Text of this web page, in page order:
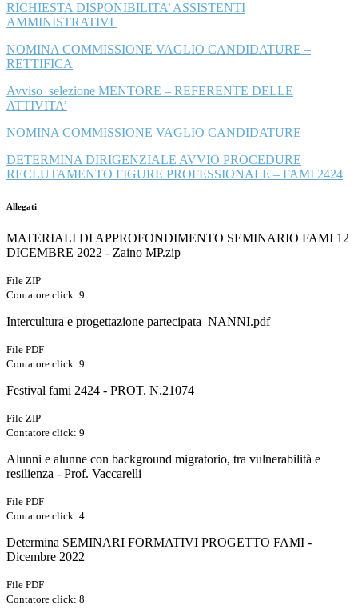
RICHIESTA DISPONIBILITA’ ASSISTENTI
AMMINISTRATIVI
NOMINA COMMISSIONE VAGLIO CANDIDATURE –
RETTIFICA
Avviso selezione MENTORE – REFERENTE DELLE
ATTIVITA’
NOMINA COMMISSIONE VAGLIO CANDIDATURE
DETERMINA DIRIGENZIALE AVVIO PROCEDURE
RECLUTAMENTO FIGURE PROFESSIONALE – FAMI 2424
Allegati
MATERIALI DI APPROFONDIMENTO SEMINARIO FAMI 12
DICEMBRE 2022 - Zaino MP.zip
File ZIP
Contatore click: 9
Intercultura e progettazione partecipata_NANNI.pdf
File PDF
Contatore click: 9
Festival fami 2424 - PROT. N.21074
File ZIP
Contatore click: 9
Alunni e alunne con background migratorio, tra vulnerabilità e
resilienza - Prof. Vaccarelli
File PDF
Contatore click: 4
Determina SEMINARI FORMATIVI PROGETTO FAMI -
Dicembre 2022
File PDF
Contatore click: 8